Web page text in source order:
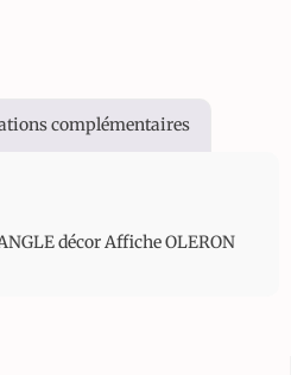
complémentaires
décor Affiche OLERON